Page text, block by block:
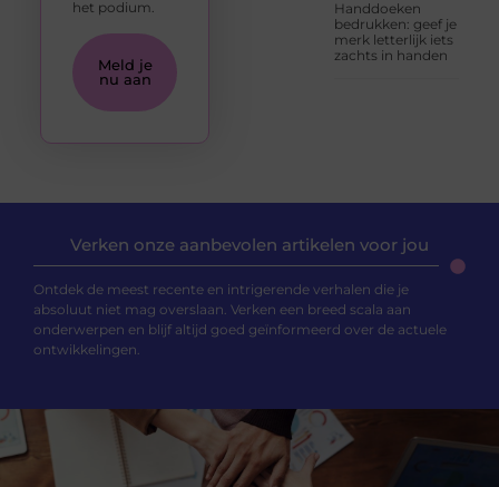
Handdoeken
bedrukken: geef je
merk letterlijk iets
zachts in handen
het podium.
Meld je
nu aan
Verken onze aanbevolen artikelen voor jou
Ontdek de meest recente en intrigerende verhalen die je
absoluut niet mag overslaan. Verken een breed scala aan
onderwerpen en blijf altijd goed geïnformeerd over de actuele
ontwikkelingen.